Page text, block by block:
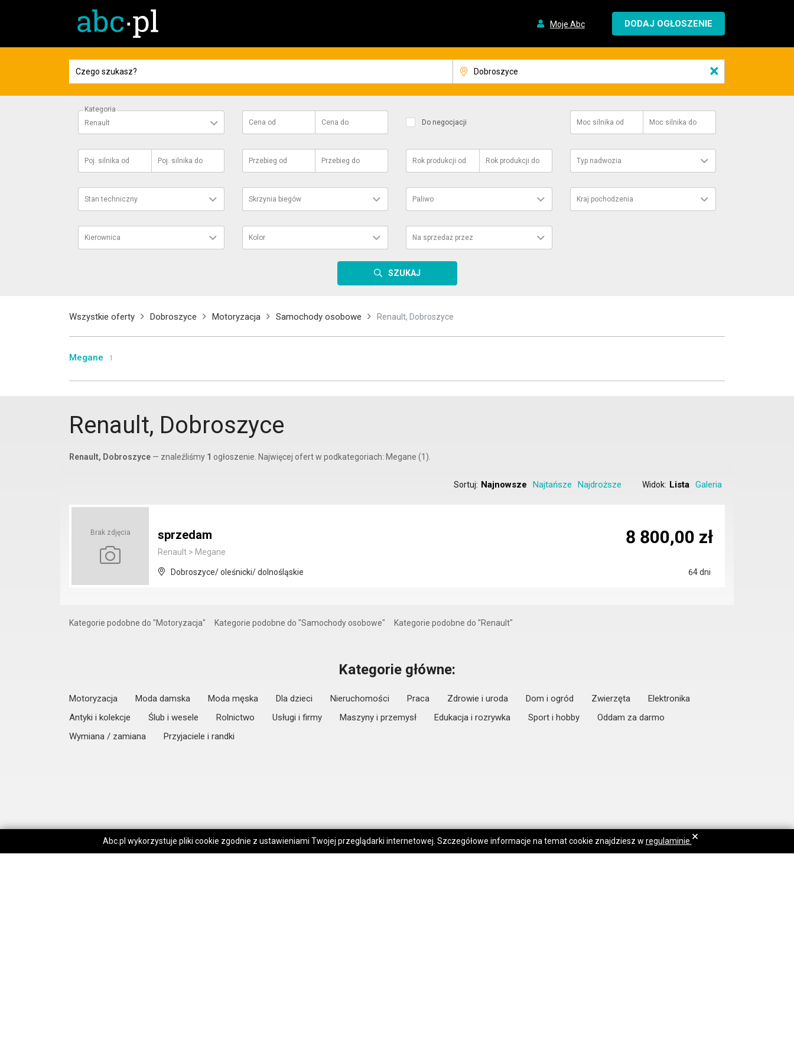
Moje Abc DODAJ OGŁOSZENIE
×
Kategoria
Renault
Cena od Cena do Do negocjacji Moc silnika od Moc silnika do
Poj. silnika od Poj. silnika do Przebieg od Przebieg do Rok produkcji od Rok produkcji do Typ nadwozia
Stan techniczny Skrzynia biegów Paliwo Kraj pochodzenia
Kierownica Kolor Na sprzedaż przez
SZUKAJ
Wszystkie oferty Dobroszyce Motoryzacja Samochody osobowe Renault, Dobroszyce
Megane 1
Renault, Dobroszyce
Renault, Dobroszyce — znaleźliśmy 1 ogłoszenie. Najwięcej ofert w podkategoriach: Megane (1).
Sortuj: Najnowsze Najtańsze Najdroższe Widok: Lista Galeria
Brak zdjęcia sprzedam
Renault > Megane
Dobroszyce/ oleśnicki/ dolnośląskie 64 dni
8 800,00 zł
Kategorie podobne do "Motoryzacja" Kategorie podobne do "Samochody osobowe" Kategorie podobne do "Renault"
Kategorie główne:
Motoryzacja Moda damska Moda męska Dla dzieci Nieruchomości Praca Zdrowie i uroda Dom i ogród Zwierzęta
Elektronika
Antyki i kolekcje
Ślub i wesele Rolnictwo Usługi i firmy Maszyny i przemysł Edukacja i rozrywka Sport i hobby
Oddam za darmo
Wymiana / zamiana
Przyjaciele i randki
Abc.pl wykorzystuje pliki cookie zgodnie z ustawieniami Twojej przeglądarki internetowej. Szczegółowe informacje na temat cookie znajdziesz w regulaminie. ×